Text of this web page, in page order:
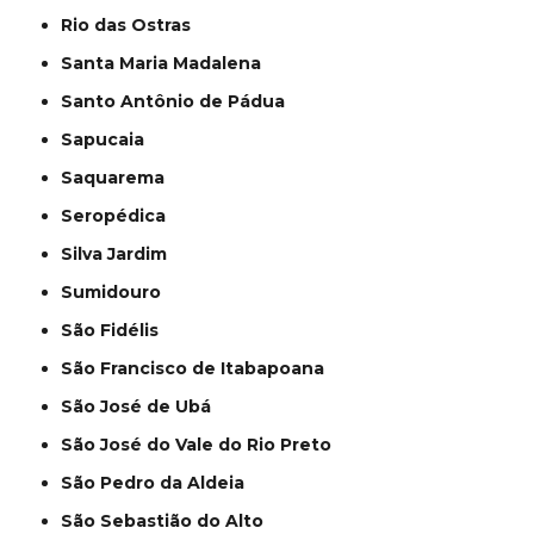
Rio das Ostras
Santa Maria Madalena
Santo Antônio de Pádua
Sapucaia
Saquarema
Seropédica
Silva Jardim
Sumidouro
São Fidélis
São Francisco de Itabapoana
São José de Ubá
São José do Vale do Rio Preto
São Pedro da Aldeia
São Sebastião do Alto